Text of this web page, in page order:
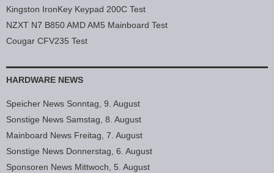
Kingston IronKey Keypad 200C Test
NZXT N7 B850 AMD AM5 Mainboard Test
Cougar CFV235 Test
HARDWARE NEWS
Speicher News Sonntag, 9. August
Sonstige News Samstag, 8. August
Mainboard News Freitag, 7. August
Sonstige News Donnerstag, 6. August
Sponsoren News Mittwoch, 5. August